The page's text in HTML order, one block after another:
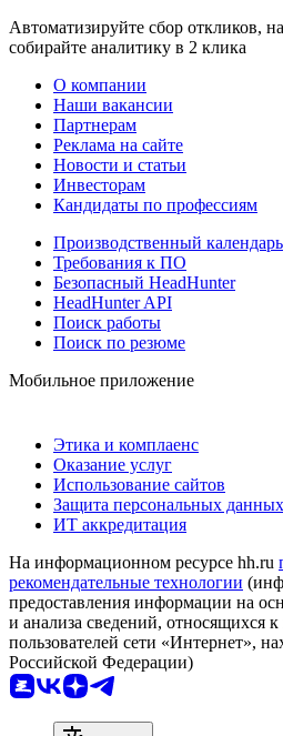
Автоматизируйте сбор откликов,
собирайте аналитику в 2 клика
О компании
Наши вакансии
Партнерам
Реклама на сайте
Новости и статьи
Инвесторам
Кандидаты по профессиям
Производственный календарь
Требования к ПО
Безопасный HeadHunter
HeadHunter API
Поиск работы
Поиск по резюме
Мобильное приложение
Этика и комплаенс
Оказание услуг
Использование сайтов
Защита персональных данных
ИТ аккредитация
На информационном ресурсе hh.ru
рекомендательные технологии
предоставления информации на
и анализа сведений, относящихся
пользователей сети «Интернет»,
Российской Федерации)